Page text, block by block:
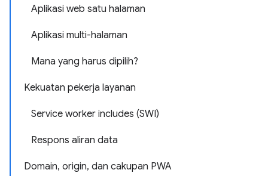
Aplikasi web satu halaman
Aplikasi multi-halaman
Mana yang harus dipilih?
Kekuatan pekerja layanan
Service worker includes (SWI)
Respons aliran data
Domain, origin, dan cakupan PWA